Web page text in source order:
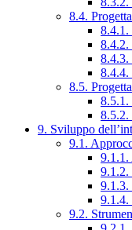
8.4.
8.4.1.
8.4.2.
8.4.3.
8.4.4.
8.5.
8.5.1.
8.5.2.
9. Sviluppo
9.1.
9.1.2.
9.1.4.
9.2.